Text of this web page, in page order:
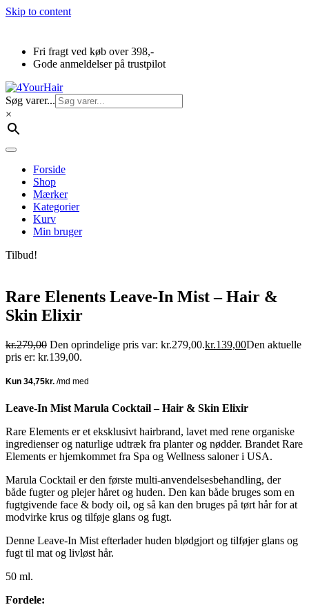
Skip to content
Fri fragt ved køb over 398,-
Gode anmeldelser på trustpilot
Søg varer...
×
Forside
Shop
Mærker
Kategorier
Kurv
Min bruger
Tilbud!
Rare Elenents Leave-In Mist – Hair &
Skin Elixir
kr.279,00 Den oprindelige pris var: kr.279,00.kr.139,00Den aktuelle
pris er: kr.139,00.
Leave-In Mist Marula Cocktail – Hair & Skin Elixir
Rare Elements er et eksklusivt hairbrand, lavet med rene organiske
ingredienser og naturlige udtræk fra planter og nødder. Brandet Rare
Elements er hjemkommet fra Spa og Wellness saloner i USA.
Marula Cocktail er den første multi-anvendelsesbehandling, der
både fugter og plejer håret og huden. Den kan både bruges som en
fugtgivende face & body oil, og så kan den bruges på tørt hår for at
modvirke krus og tilføje glans og fugt.
Denne Leave-In Mist efterlader huden blødgjort og tilføjer glans og
fugt til mat og livløst hår.
50 ml.
Fordele: